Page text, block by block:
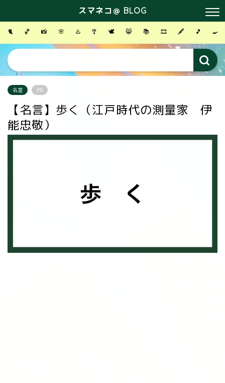
スマネコ＠ BLOG
🐈 🏀 📸 🌸 ♨️ 🎐 🕊 😸 📚 🎞 🖋 🎵 🍳
名言 PR
【名言】歩く（江戸時代の測量家 伊
能忠敬）